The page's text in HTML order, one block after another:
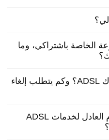
الخاصة باشتراكي، وما
كيف يمكنني إلغاء اشتراك ADSL؟ وكم يتطلب إلغاء
ما هي سياسة الاستخدام العادل لخدمات ADSL